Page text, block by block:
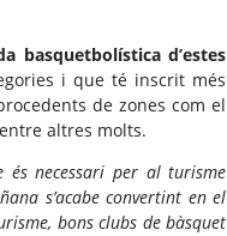
basquetbolística d’estes
i que té inscrit més
de zones com el
altres molts.
necessari per al turisme
s’acabe convertint en el
bons clubs de bàsquet